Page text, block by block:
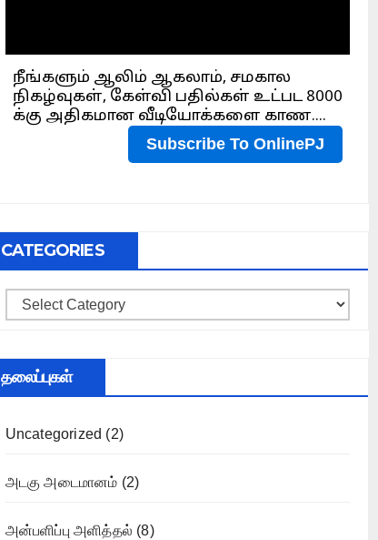
CATEGORIES
Categories
தலைப்புகள்
Uncategorized (2)
அடகு அடைமானம் (2)
அன்பளிப்பு அளித்தல் (8)